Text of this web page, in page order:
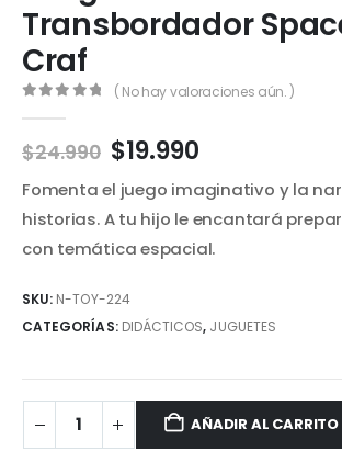
Transbordador
Craf
( No hay valoraciones aún. )
$24.990 El
original
era:
$24.990.
$19.990El
actual
es:
$19.990.
Fomenta el juego imaginativo y la
historias. A tu hijo le encantará
con temática espacial.
SKU: N-TOY-224
CATEGORÍAS: DIDÁCTICOS, JUGUETES
AÑADIR AL CARRITO